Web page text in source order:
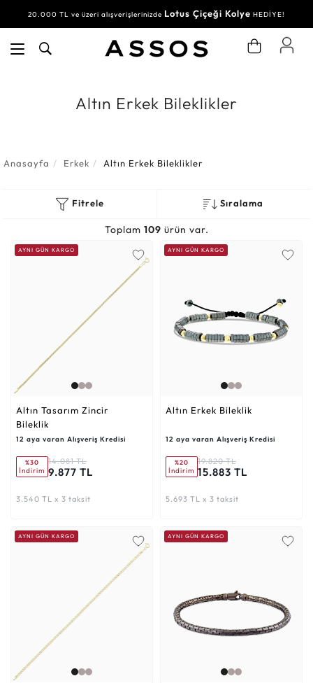
20.000 TL ve üzeri alışverişlerinizde Lotus Çiçeği Kolye HEDİYE!
30.000 TL ve üzeri alışverişlerinizdeSu Yolu BileklikHEDİYE!
Altın Erkek Bileklikler
Anasayfa Erkek Altın Erkek Bileklikler
Fitrele Sıralama
Toplam 109 ürün var.
AYNI GÜN KARGO
Altın Tasarım Zincir
Bileklik
12 aya varan Alışveriş Kredisi
%30
İndirim
14.081 TL
9.877 TL
3.540 TL x 3 taksit
AYNI GÜN KARGO
Altın Erkek Bileklik
12 aya varan Alışveriş Kredisi
%20
İndirim
19.820 TL
15.883 TL
5.693 TL x 3 taksit
AYNI GÜN KARGO AYNI GÜN KARGO